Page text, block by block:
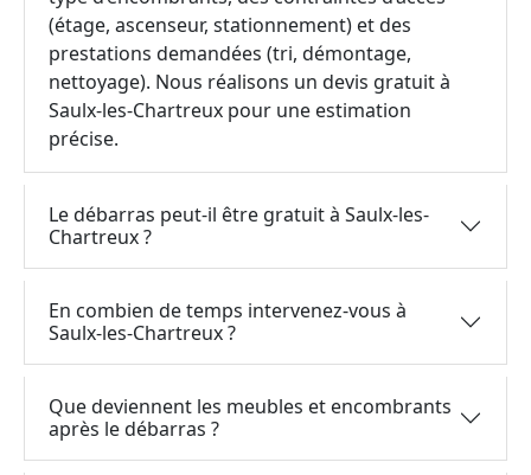
(étage, ascenseur, stationnement) et des
prestations demandées (tri, démontage,
nettoyage). Nous réalisons un devis gratuit à
Saulx-les-Chartreux pour une estimation
précise.
Le débarras peut-il être gratuit à Saulx-les-
Chartreux ?
En combien de temps intervenez-vous à
Saulx-les-Chartreux ?
Que deviennent les meubles et encombrants
après le débarras ?